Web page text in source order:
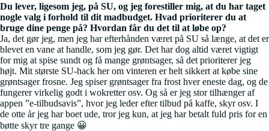
Du lever, ligesom jeg, på SU, og jeg forestiller mig, at du har taget
nogle valg i forhold til dit madbudget. Hvad prioriterer du at
bruge dine penge på? Hvordan får du det til at løbe op?
Ja, det gør jeg, men jeg har efterhånden været på SU så længe, at det er
blevet en vane at handle, som jeg gør. Det har dog altid været vigtigt
for mig at spise sundt og få mange grøntsager, så det prioriterer jeg
højt. Mit største SU-hack her om vinteren er helt sikkert at købe sine
grøntsager frosne. Jeg spiser grøntsager fra frost hver eneste dag, og de
fungerer virkelig godt i wokretter osv. Og så er jeg stor tilhænger af
appen ”e-tilbudsavis”, hvor jeg leder efter tilbud på kaffe, skyr osv. I
de otte år jeg har boet ude, tror jeg kun, at jeg har betalt fuld pris for en
bøtte skyr tre gange 😀